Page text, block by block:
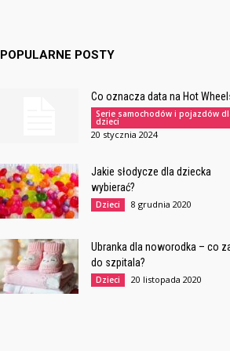
POPULARNE POSTY
Co oznacza data na Hot
Serie samochodów i pojazdów
dzieci
20 stycznia 2024
Jakie słodycze dla dziecka
wybierać?
Dzieci 8 grudnia 2020
Ubranka dla noworodka – co
do szpitala?
Dzieci 20 listopada 2020